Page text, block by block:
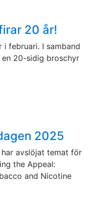
20 år!
februari. I samband
20-sidig broschyr
2025
har avslöjat temat för
the Appeal:
and Nicotine